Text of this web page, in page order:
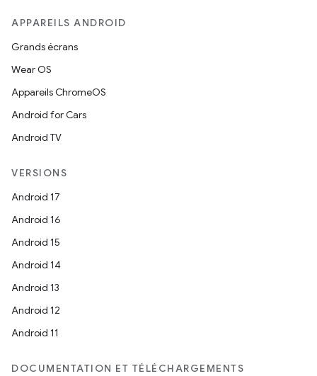
APPAREILS ANDROID
Grands écrans
Wear OS
Appareils ChromeOS
Android for Cars
Android TV
VERSIONS
Android 17
Android 16
Android 15
Android 14
Android 13
Android 12
Android 11
DOCUMENTATION ET TÉLÉCHARGEMENTS